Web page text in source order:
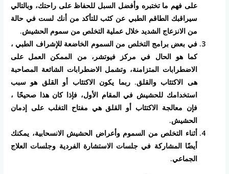
على فهم ما تختبره وأفضل السبل للحفاظ على راحتك، وبالتالي
سيراقبك الطاقم الطبي عن كثب للتأكد من أنك لست في حالة
من الانزعاج الشديد خلال عملية التخلص من سموم الحشيش.
في بعض برامج التخلص من السموم الخاضعة للإشراف الطبي ،
كما هو الحال في مركز فيوتشر، من الممكن العمل على
الاضطرابات المتزامنة، وتشمل الاضطرابات الشائعة المصاحبة
هى الاكتئاب والقلق. ربما يكون الاكتئاب أو القلق هو سبب
استخدامك للحشيش في المقام الأول، فإذا كان هذا صحيحًا ،
فإن معالجة الاكتئاب أو القلق هي مفتاح التغلب على إدمان
الحشيش.
أثناء التخلص من السموم وأعراض الحشيش الانسحابية، يمكنك
أيضًا المشاركة في جلسات الاستشارة الفردية وجلسات العلاج
الجماعي.